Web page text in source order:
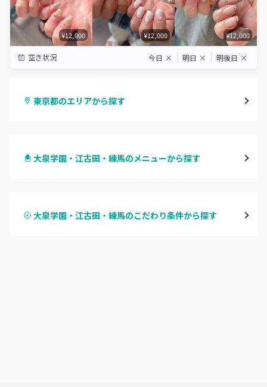
¥12,000 ¥12,000 ¥12,000
空き状況 今日 × 明日 × 明後日 ×
東京都のエリアから探す
原宿
大泉学園・江古田・練馬のメニューから探す
ハンドスカルプ
大泉学園・江古田・練馬のこだわり条件から探す